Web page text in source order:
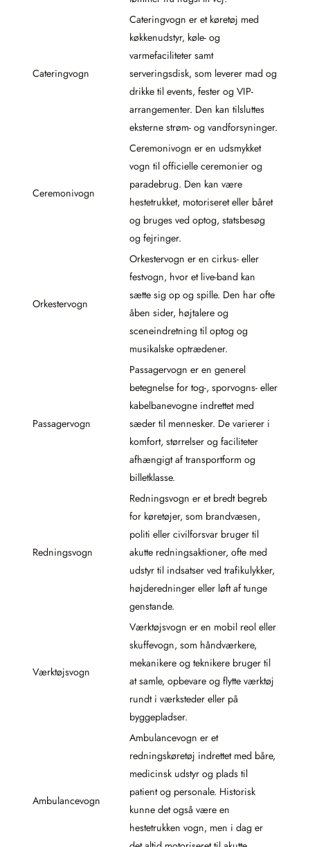
Cateringvogn
Cateringvogn er et køretøj med
køkkenudstyr, køle- og
varmefaciliteter samt
serveringsdisk, som leverer mad og
drikke til events, fester og VIP-
arrangementer. Den kan tilsluttes
eksterne strøm- og vandforsyninger.
Ceremonivogn
Ceremonivogn er en udsmykket
vogn til officielle ceremonier og
paradebrug. Den kan være
hestetrukket, motoriseret eller båret
og bruges ved optog, statsbesøg
og fejringer.
Orkestervogn
Orkestervogn er en cirkus- eller
festvogn, hvor et live-band kan
sætte sig op og spille. Den har ofte
åben sider, højtalere og
sceneindretning til optog og
musikalske optrædener.
Passagervogn
Passagervogn er en generel
betegnelse for tog-, sporvogns- eller
kabelbanevogne indrettet med
sæder til mennesker. De varierer i
komfort, størrelser og faciliteter
afhængigt af transportform og
billetklasse.
Redningsvogn
Redningsvogn er et bredt begreb
for køretøjer, som brandvæsen,
politi eller civilforsvar bruger til
akutte redningsaktioner, ofte med
udstyr til indsatser ved trafikulykker,
højderedninger eller løft af tunge
genstande.
Værktøjsvogn
Værktøjsvogn er en mobil reol eller
skuffevogn, som håndværkere,
mekanikere og teknikere bruger til
at samle, opbevare og flytte værktøj
rundt i værksteder eller på
byggepladser.
Ambulancevogn
Ambulancevogn er et
redningskøretøj indrettet med båre,
medicinsk udstyr og plads til
patient og personale. Historisk
kunne det også være en
hestetrukken vogn, men i dag er